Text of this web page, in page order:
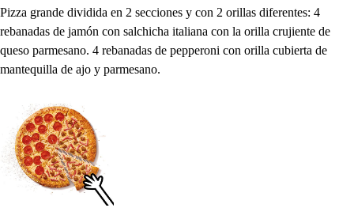
Pizza grande dividida en 2 secciones y con 2 orillas diferentes: 4
rebanadas de jamón con salchicha italiana con la orilla crujiente de
queso parmesano. 4 rebanadas de pepperoni con orilla cubierta de
mantequilla de ajo y parmesano.